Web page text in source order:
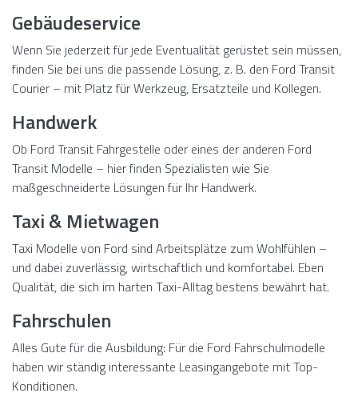
Gebäudeservice
Wenn Sie jederzeit für jede Eventualität gerüstet sein müssen,
finden Sie bei uns die passende Lösung, z. B. den Ford Transit
Courier – mit Platz für Werkzeug, Ersatzteile und Kollegen.
Handwerk
Ob Ford Transit Fahrgestelle oder eines der anderen Ford
Transit Modelle – hier finden Spezialisten wie Sie
maßgeschneiderte Lösungen für Ihr Handwerk.
Taxi & Mietwagen
Taxi Modelle von Ford sind Arbeitsplätze zum Wohlfühlen –
und dabei zuverlässig, wirtschaftlich und komfortabel. Eben
Qualität, die sich im harten Taxi-Alltag bestens bewährt hat.
Fahrschulen
Alles Gute für die Ausbildung: Für die Ford Fahrschulmodelle
haben wir ständig interessante Leasingangebote mit Top-
Konditionen.